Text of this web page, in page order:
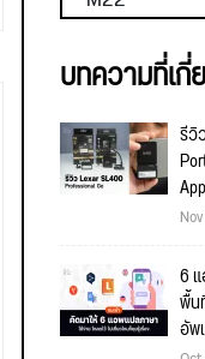
บทความที่เ
รีวิ
6
พื้น
อัพ